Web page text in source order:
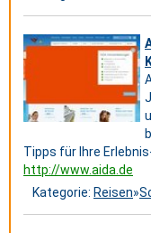
Tipps für Ihre
http://www.aida.de
Kategorie: Reisen»